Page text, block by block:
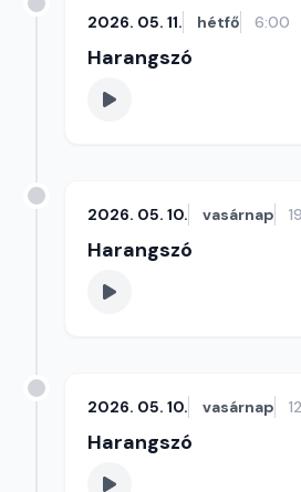
2026. 05. 11. hétfő 6:00
Harangszó
2026. 05. 10. vasárnap
Harangszó
2026. 05. 10. vasárnap
Harangszó